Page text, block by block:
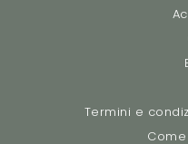
Termini e